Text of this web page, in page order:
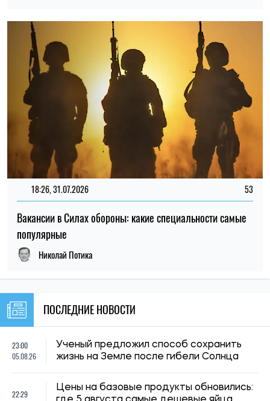
22:00, 23.07.2026 4524
Ученые нашли способ обнаруживать 90% случаев рака
поджелудочной железы на ранней стадии